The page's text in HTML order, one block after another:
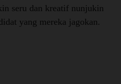
seru dan kreatif nunjukin
yang mereka jagokan.